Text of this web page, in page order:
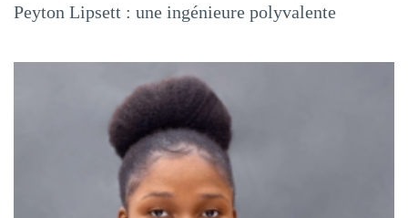
Peyton Lipsett : une ingénieure polyvalente